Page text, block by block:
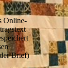
Online-
Brief)